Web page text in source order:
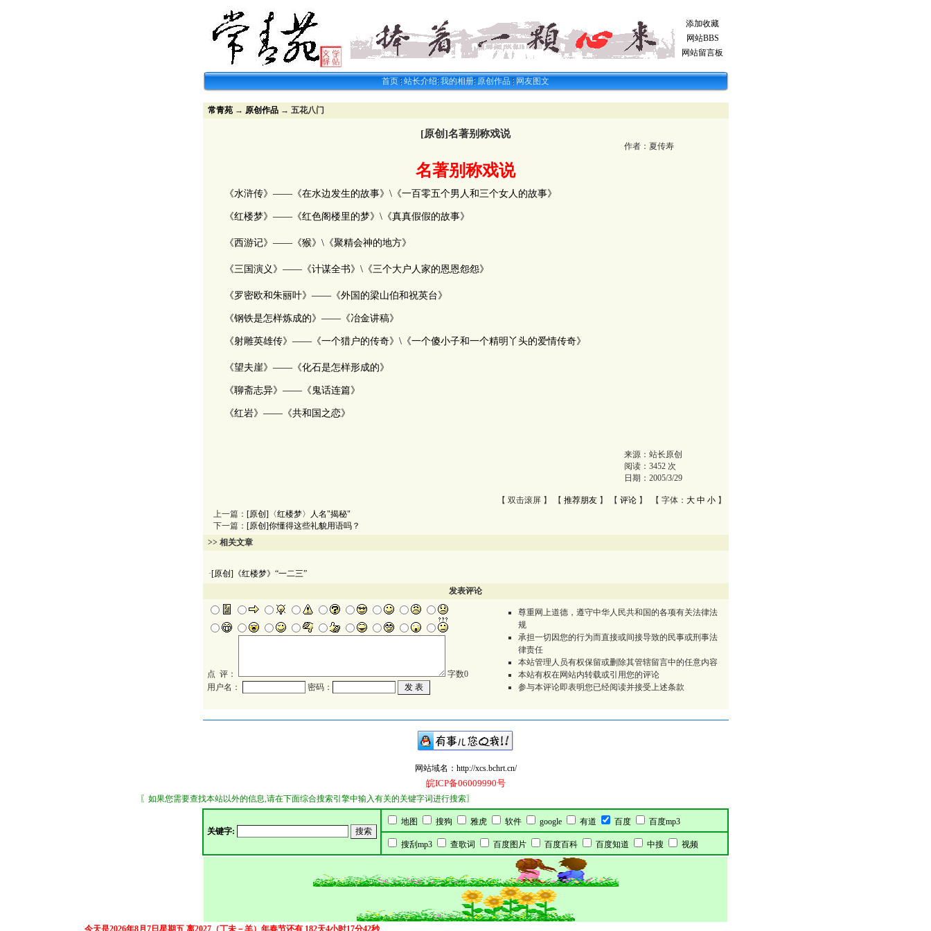
添加收藏
网站BBS
网站留言板
首页 站长介绍 我的相册 原创作品 网友图文
常青苑→ 原创作品 → 五花八门
[原创]名著别称戏说
作者： 夏传寿
名著别称戏说
《水浒传》――《在水边发生的故事》\《一百零五个男人和三个女人的故事》
《红楼梦》――《红色阁楼里的梦》\《真真假假的故事》
《西游记》――《猴》\《聚精会神的地方》
《三国演义》――《计谋全书》\《三个大户人家的恩恩怨怨》
《罗密欧和朱丽叶》――《外国的梁山伯和祝英台》
《钢铁是怎样炼成的》――《冶金讲稿》
《射雕英雄传》――《一个猎户的传奇》\《一个傻小子和一个精明丫头的爱情传奇》
《望夫崖》――《化石是怎样形成的》
《聊斋志异》――《鬼话连篇》
《红岩》――《共和国之恋》
来源： 站长原创
阅读： 3452次
日期： 2005/3/29
【 双击滚屏 】 【 推荐朋友】 【 评论】 【 字体： 大 中 小】
上一篇： [原创]〈红楼梦〉人名"揭秘"
下一篇： [原创]你懂得这些礼貌用语吗？
>> 相关文章
·[原创]《红楼梦》“一二三”
发表评论
点 评： 字数0
用户名：
密码：
尊重网上道德，遵守中华人民共和国的各项有关法律法
规
承担一切因您的行为而直接或间接导致的民事或刑事法
律责任
本站管理人员有权保留或删除其管辖留言中的任意内容
本站有权在网站内转载或引用您的评论
参与本评论即表明您已经阅读并接受上述条款
网站域名：http://xcs.bchrt.cn/
皖ICP备06009990号
〖如果您需要查找本站以外的信息,请在下面综合搜索引擎中输入有关的关键字词进行搜索〗
关键字:
地图 搜狗 雅虎 软件 google 有道 百度 百度mp3
搜刮mp3 查歌词 百度图片 百度百科 百度知道 中搜 视频
今天是2026年8月7日星期五 离2027（丁未－羊）年春节还有 182天4小时17分42秒